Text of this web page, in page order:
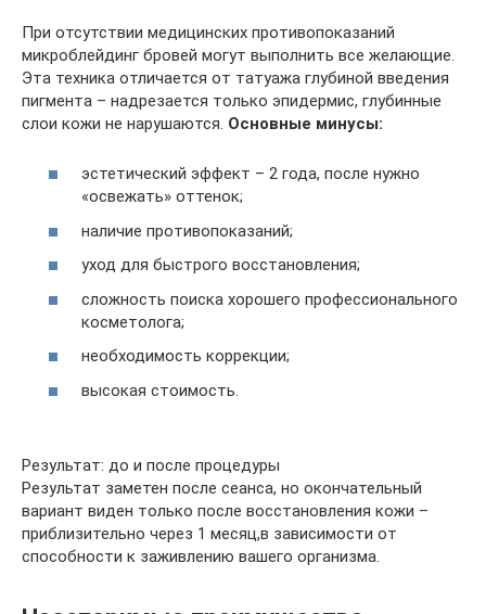
При отсутствии медицинских противопоказаний
микроблейдинг бровей могут выполнить все желающие.
Эта техника отличается от татуажа глубиной введения
пигмента – надрезается только эпидермис, глубинные
слои кожи не нарушаются. Основные минусы:
эстетический эффект – 2 года, после нужно
«освежать» оттенок;
наличие противопоказаний;
уход для быстрого восстановления;
сложность поиска хорошего профессионального
косметолога;
необходимость коррекции;
высокая стоимость.
Результат: до и после процедуры
Результат заметен после сеанса, но окончательный
вариант виден только после восстановления кожи –
приблизительно через 1 месяц,в зависимости от
способности к заживлению вашего организма.